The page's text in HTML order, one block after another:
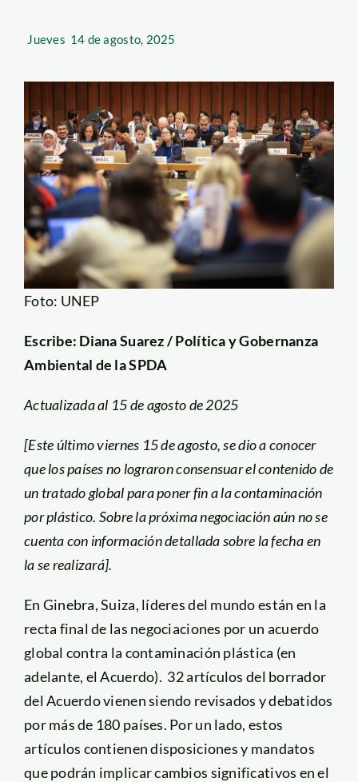
Jueves 14 de agosto, 2025
Foto: UNEP
Escribe: Diana Suarez / Política y Gobernanza
Ambiental de la SPDA
Actualizada al 15 de agosto de 2025
[Este último viernes 15 de agosto, se dio a conocer
que los países no lograron consensuar el contenido de
un tratado global para poner fin a la contaminación
por plástico. Sobre la próxima negociación aún no se
cuenta con información detallada sobre la fecha en
la se realizará].
En Ginebra, Suiza, líderes del mundo están en la
recta final de las negociaciones por un acuerdo
global contra la contaminación plástica (en
adelante, el Acuerdo). 32 artículos del borrador
del Acuerdo vienen siendo revisados y debatidos
por más de 180 países. Por un lado, estos
artículos contienen disposiciones y mandatos
que podrán implicar cambios significativos en el